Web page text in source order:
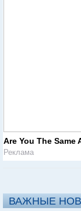
Are You The
Реклама
ВАЖНЫЕ